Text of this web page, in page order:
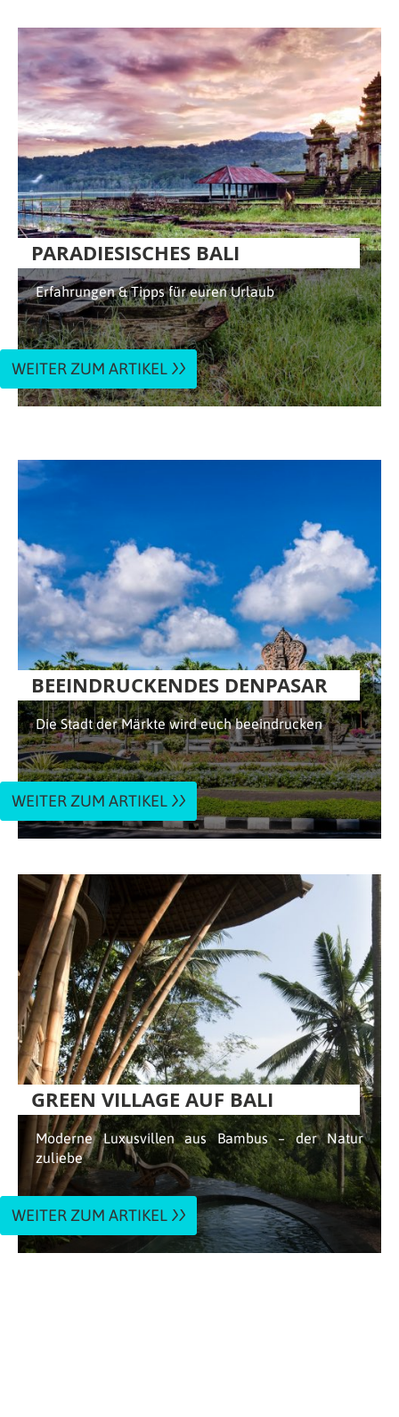
PARADIESISCHES BALI
Erfahrungen & Tipps für euren Urlaub
WEITER ZUM ARTIKEL
BEEINDRUCKENDES DENPASAR
Die Stadt der Märkte wird euch beeindrucken
WEITER ZUM ARTIKEL
GREEN VILLAGE AUF BALI
Moderne Luxusvillen aus Bambus – der Natur
zuliebe
WEITER ZUM ARTIKEL